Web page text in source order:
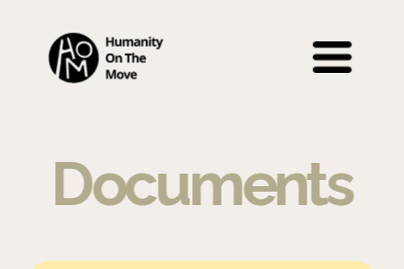
Documents